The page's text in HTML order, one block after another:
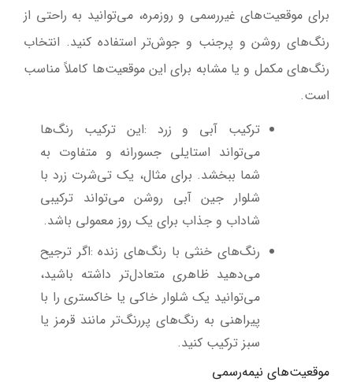
برای موقعیت‌های غیررسمی و روزمره، می‌توانید به راحتی از
رنگ‌های روشن و پرجنب و جوش‌تر استفاده کنید. انتخاب
رنگ‌های مکمل و یا مشابه برای این موقعیت‌ها کاملاً مناسب
است.
ترکیب آبی و زرد :این ترکیب رنگ‌ها
می‌تواند استایلی جسورانه و متفاوت به
شما ببخشد. برای مثال، یک تی‌شرت زرد با
شلوار جین آبی روشن می‌تواند ترکیبی
شاداب و جذاب برای یک روز معمولی باشد.
رنگ‌های خنثی با رنگ‌های زنده:اگر ترجیح
می‌دهید ظاهری متعادل‌تر داشته باشید،
می‌توانید یک شلوار خاکی یا خاکستری را با
پیراهنی به رنگ‌های پررنگ‌تر مانند قرمز یا
سبز ترکیب کنید.
موقعیت‌های نیمه‌رسمی